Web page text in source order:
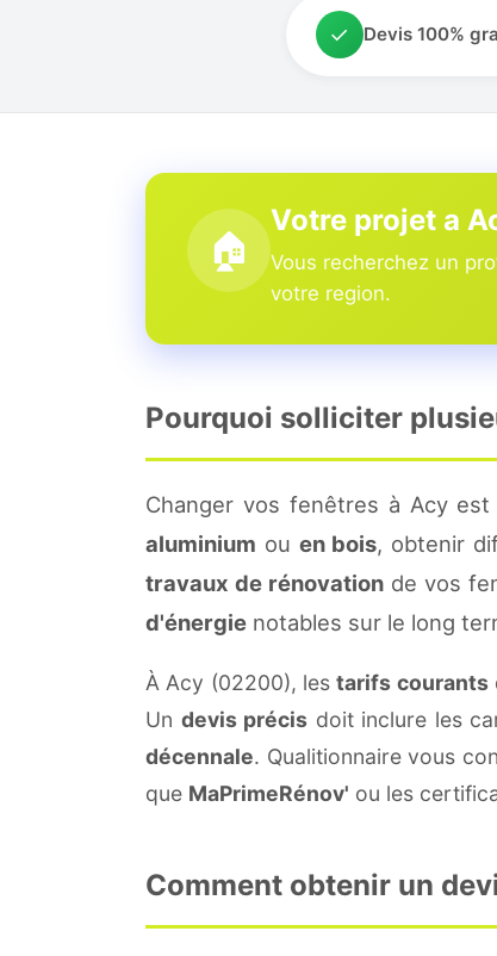
✓ Devis 100%
🏠
Votre projet a
Vous recherchez un
votre region.
Pourquoi solliciter
Changer vos fenêtres à Acy
aluminium ou en bois, obtenir
travaux de rénovationde vos
d'énergie notables sur le long
À Acy (02200), lestarifs courants
Un devis précis doit inclure les
décennale. Qualitionnaire vous
que MaPrimeRénov' ou les
Comment obtenir un